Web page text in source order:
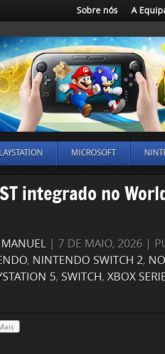
Sobre nós A
MICROSOFT
integrado no
| 7 DE MAIO, 2026 |
, NINTENDO SWITCH 2,
5, SWITCH, XBOX